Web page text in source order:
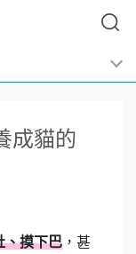
成貓的
、摸下巴 ，甚